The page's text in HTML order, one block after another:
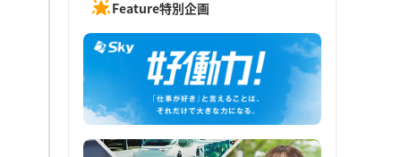
Feature特別企画